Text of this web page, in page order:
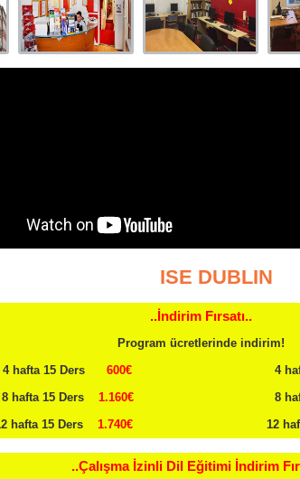
ISE DUBLIN
..İndirim Fırsatı..
Program ücretlerinde indirim!
4 hafta 15 Ders 600€
4
8 hafta 15 Ders
1.160€
8
hafta 15 Ders
1.740€ 12
..Çalışma İzinli Dil Eğitimi İndirim